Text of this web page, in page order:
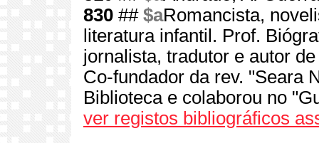
830 ## $aRomancista,
literatura infantil. Prof.
jornalista, tradutor e autor
Co-fundador da rev. "Seara
Biblioteca e colaborou no
ver registos bibliográficos